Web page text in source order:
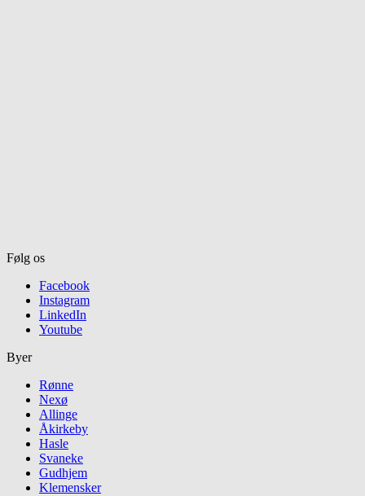
Følg os
Facebook
Instagram
LinkedIn
Youtube
Byer
Rønne
Nexø
Allinge
Åkirkeby
Hasle
Svaneke
Gudhjem
Klemensker